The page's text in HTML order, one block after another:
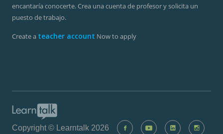
encantaría conocerte. Crea una cuenta de profesor y solicita un
puesto de trabajo.
Create a teacher account Now to apply
Copyright © Learntalk 2026